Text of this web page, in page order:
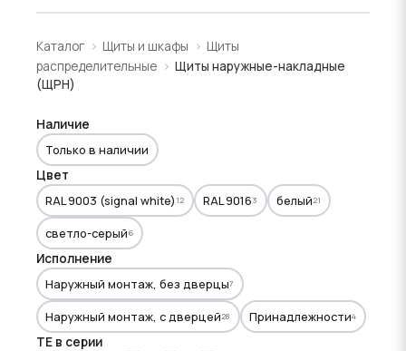
Каталог Щиты и шкафы
Щиты
распределительные
Щиты наружные-накладные
(ЩРН)
Наличие
Только в наличии
Цвет
RAL 9003 (signal white) 12 RAL 90163 белый21
светло-серый6
Исполнение
Наружный монтаж, без дверцы7
Наружный монтаж, с дверцей28 Принадлежности4
TE в серии